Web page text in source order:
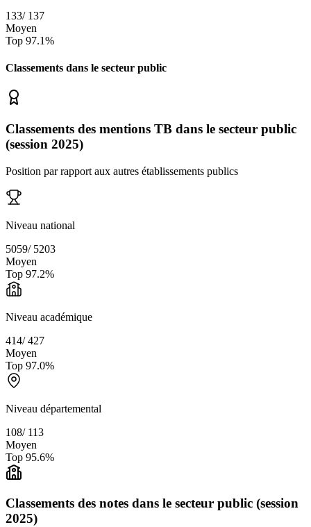
133/ 137
Moyen
Top 97.1%
Classements dans le secteur public
Classements des mentions TB dans le secteur public
(session 2025)
Position par rapport aux autres établissements publics
Niveau national
5059/ 5203
Moyen
Top 97.2%
Niveau académique
414/427
Moyen
Top 97.0%
Niveau départemental
108/ 113
Moyen
Top 95.6%
Classements des notes dans le secteur public (session
2025)